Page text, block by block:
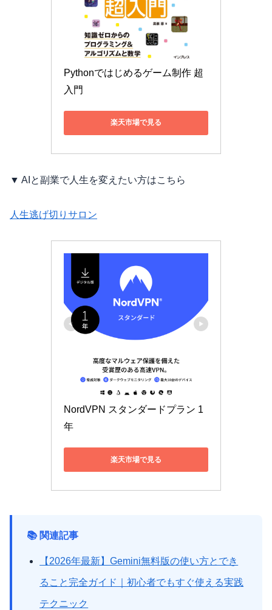
Pythonではじめるゲーム制作 超
入門
楽天市場で見る
▼ AIと副業で人生を変えたい方はこちら
人生逃げ切りサロン
NordVPN スタンダードプラン 1
年
楽天市場で見る
📚 関連記事
【2026年最新】Gemini無料版の使い方とでき
ること完全ガイド｜初心者でもすぐ使える実践
テクニック